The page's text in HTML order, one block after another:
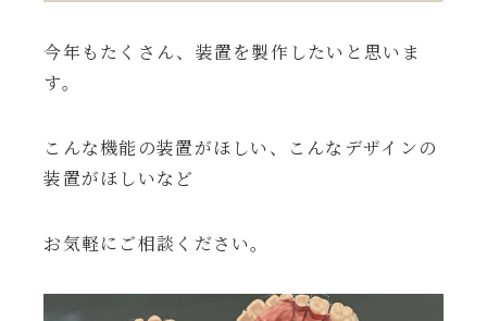
今年もたくさん、装置を製作したいと思いま
す。
こんな機能の装置がほしい、こんなデザインの
装置がほしいなど
お気軽にご相談ください。